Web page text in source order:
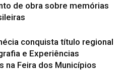
de obra sobre memórias
conquista título regional
e Experiências
na Feira dos Municípios